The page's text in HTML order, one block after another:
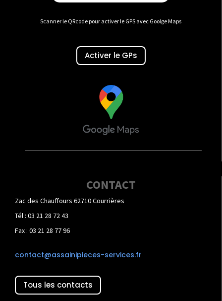
Scanner le QRcode pour activer le GPS avec Goolge Maps
Activer le GPs
CONTACT
Zac des Chauffours 62710 Courrières
Tél : 03 21 28 72 43
Fax : 03 21 28 77 96
contact@assainipieces-services.fr
Tous les contacts